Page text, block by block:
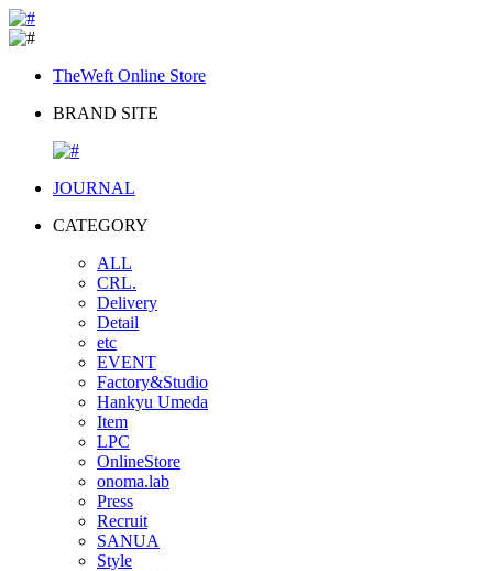
TheWeft Online Store
BRAND SITE
JOURNAL
CATEGORY
ALL
CRL.
Delivery
Detail
etc
EVENT
Factory&Studio
Hankyu Umeda
Item
LPC
OnlineStore
onoma.lab
Press
Recruit
SANUA
Style